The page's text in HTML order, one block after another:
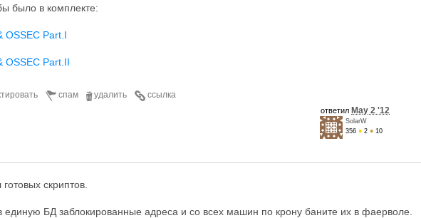
было в комплекте:
OSSEC Part.I
OSSEC Part.II
ссылка
удалить
спам
ответил May 2 '12
SolarW
356 ● 2 ● 10
скриптов.
единую БД заблокированные адреса и со всех машин по крону баните их в фаерволе.